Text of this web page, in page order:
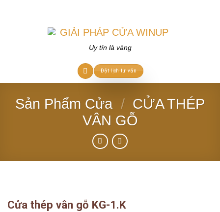
Uy tín là vàng
Đặt lịch tư vấn
Sản Phẩm Cửa / CỬA THÉP
VÂN GỖ
Cửa thép vân gỗ KG-1.K